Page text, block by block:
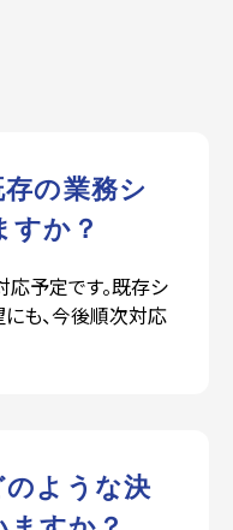
の業務シ
すか？
予定です。既存シ
も、今後順次対応
ような決